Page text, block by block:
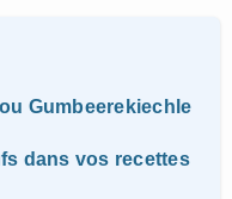
Gumbeerekiechle
dans vos recettes